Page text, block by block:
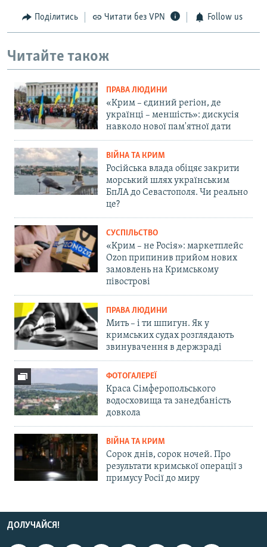
Поділитись Читати без VPN Follow us
Читайте також
ПРАВА ЛЮДИНИ
«Крим – єдиний регіон, де
українці – меншість»: дискусія
навколо нової пам'ятної дати
ВІЙНА ТА КРИМ
Російська влада обіцяє закрити
морський шлях українським
БпЛА до Севастополя. Чи реально
це?
СУСПІЛЬСТВО
«Крим – не Росія»: маркетплейс
Ozon припинив прийом нових
замовлень на Кримському
півострові
ПРАВА ЛЮДИНИ
Мить – і ти шпигун. Як у
кримських судах розглядають
звинувачення в держзраді
ФОТОГАЛЕРЕЇ
Краса Сімферопольського
водосховища та занедбаність
довкола
ВІЙНА ТА КРИМ
Сорок днів, сорок ночей. Про
результати кримської операції з
примусу Росії до миру
ДОЛУЧАЙСЯ!